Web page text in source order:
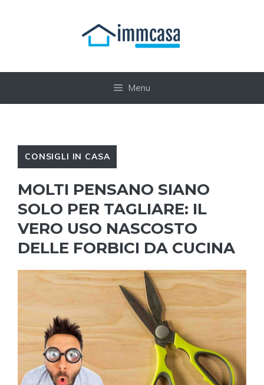
Menu
CONSIGLI IN CASA
MOLTI PENSANO SIANO
SOLO PER TAGLIARE: IL
VERO USO NASCOSTO
DELLE FORBICI DA CUCINA